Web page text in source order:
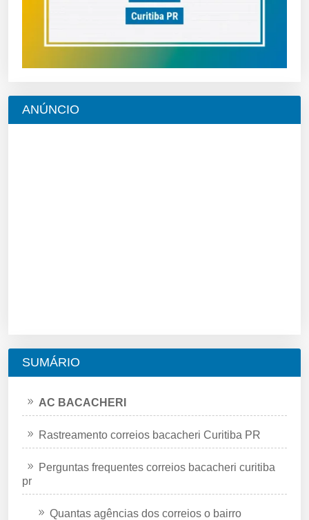
ANÚNCIO
SUMÁRIO
AC BACACHERI
Rastreamento correios bacacheri Curitiba PR
Perguntas frequentes correios bacacheri curitiba
pr
Quantas agências dos correios o bairro